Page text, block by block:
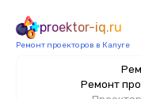
proektor-iq.ru
Ремонт проекторов в Калуге
Ремонт